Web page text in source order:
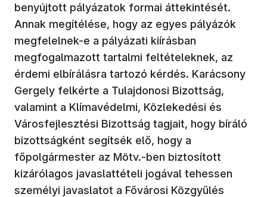
benyújtott pályázatok formai áttekintését.
Annak megítélése, hogy az egyes pályázók
megfelelnek-e a pályázati kiírásban
megfogalmazott tartalmi feltételeknek, az
érdemi elbírálásra tartozó kérdés. Karácsony
Gergely felkérte a Tulajdonosi Bizottság,
valamint a Klímavédelmi, Közlekedési és
Városfejlesztési Bizottság tagjait, hogy bíráló
bizottságként segítsék elő, hogy a
főpolgármester az Mötv.-ben biztosított
kizárólagos javaslattételi jogával tehessen
személyi javaslatot a Fővárosi Közgyűlés